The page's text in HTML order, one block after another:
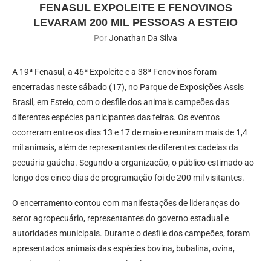
FENASUL EXPOLEITE E FENOVINOS
LEVARAM 200 MIL PESSOAS A ESTEIO
PorJonathan Da Silva
A 19ª Fenasul, a 46ª Expoleite e a 38ª Fenovinos foram
encerradas neste sábado (17), no Parque de Exposições Assis
Brasil, em Esteio, com o desfile dos animais campeões das
diferentes espécies participantes das feiras. Os eventos
ocorreram entre os dias 13 e 17 de maio e reuniram mais de 1,4
mil animais, além de representantes de diferentes cadeias da
pecuária gaúcha. Segundo a organização, o público estimado ao
longo dos cinco dias de programação foi de 200 mil visitantes.
O encerramento contou com manifestações de lideranças do
setor agropecuário, representantes do governo estadual e
autoridades municipais. Durante o desfile dos campeões, foram
apresentados animais das espécies bovina, bubalina, ovina,